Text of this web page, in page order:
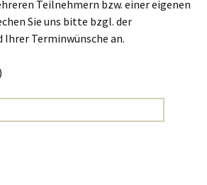
Teilnehmern bzw. einer eigenen
Sie uns bitte bzgl. der
Terminwünsche an.